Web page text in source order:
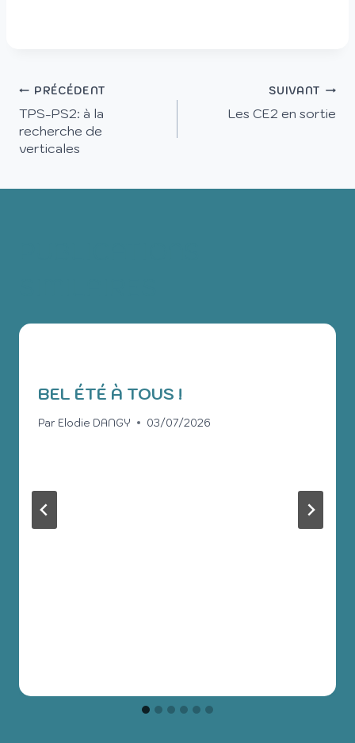
PRÉCÉDENT
TPS-PS2: à la
recherche de
verticales
SUIVANT
Les CE2 en sortie
BEL ÉTÉ À TOUS !
Par Elodie DANGY 03/07/2026